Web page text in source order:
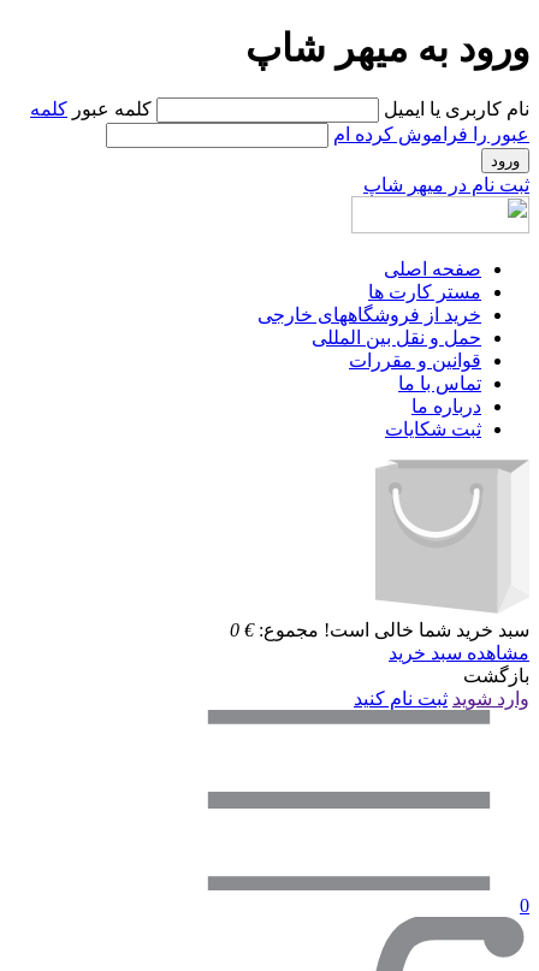
ورود به میهر شاپ
نام کاربری یا ایمیل کلمه عبور کلمه
عبور را فراموش کرده ام
ثبت نام در میهر شاپ
صفحه اصلی
مستر کارت ها
خرید از فروشگاههای خارجی
حمل و نقل بین المللی
قوانین و مقررات
تماس با ما
درباره ما
ثبت شکایات
سبد خرید شما خالی است! مجموع:€
مشاهده سبد خرید
بازگشت
وارد شوید ثبت نام کنید
0